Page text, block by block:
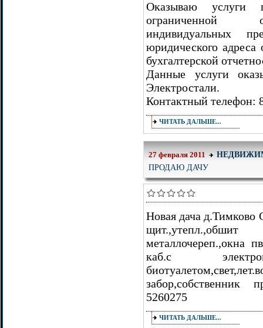
Оказываю услуги
ограниченной
индивидуальных
юридического адреса
бухгалтерской
Данные услуги
Электростали.
Контактный телефон:
ЧИТАТЬ ДАЛЬШЕ...
27 февраля 2011
ПРОДАЮ ДАЧУ
Новая дача
металлочереп.,окна
каб.с
забор,собственник
5260275
ЧИТАТЬ ДАЛЬШЕ...